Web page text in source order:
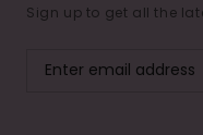
Sign up to get all the